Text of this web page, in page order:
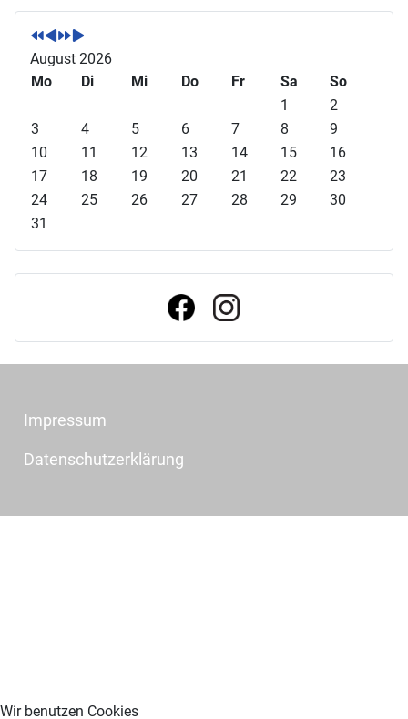
V
o
r
h
r
i
g
s
J
a
h
V
o
r
h
i
g
r
o
n
N
ä
c
r
N
ä
c
a
t
August 2026
Mo
Di Mi Do Fr Sa
So
1
2
3
4 5 6 7 8
9
10
11 12 13 14 15
16
17
18 19 20 21 22
23
24
25 26 27 28 29
30
31
Impressum
Datenschutzerklärung
Wir benutzen Cookies